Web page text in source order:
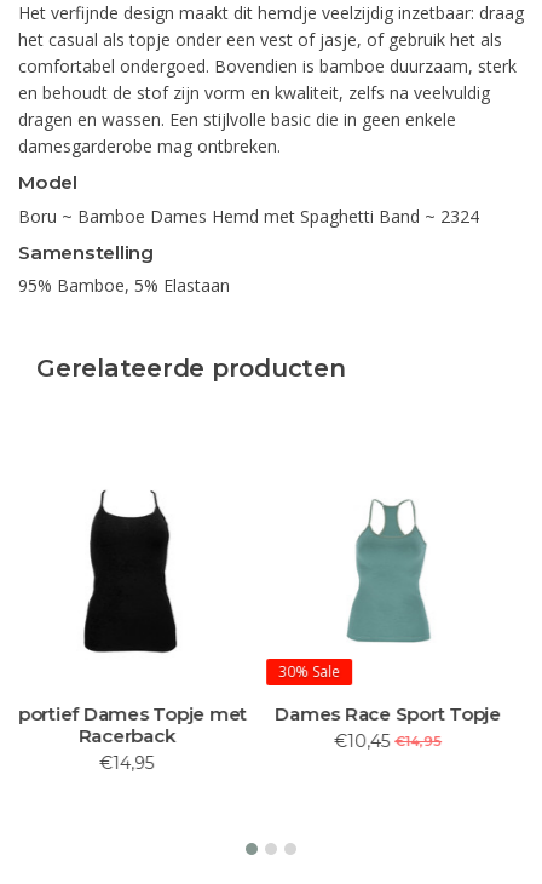
Het verfijnde design maakt dit hemdje veelzijdig inzetbaar: draag
het casual als topje onder een vest of jasje, of gebruik het als
comfortabel ondergoed. Bovendien is bamboe duurzaam, sterk
en behoudt de stof zijn vorm en kwaliteit, zelfs na veelvuldig
dragen en wassen. Een stijlvolle basic die in geen enkele
damesgarderobe mag ontbreken.
Model
Boru ~ Bamboe Dames Hemd met Spaghetti Band ~ 2324
Samenstelling
95% Bamboe, 5% Elastaan
Gerelateerde producten
Dames Race Sport Topje
€10,45 €14,95
Bamboe Heren T-Shirt
met Ronde Hals